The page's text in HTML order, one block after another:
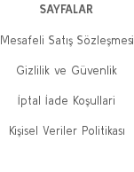
SAYFALAR
Mesafeli Satış Sözleşmesi
Gizlilik ve Güvenlik
İptal İade Koşullari
Kişisel Veriler Politikası